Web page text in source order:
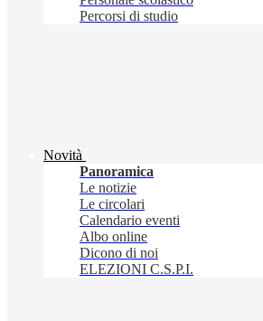
Percorsi di studio
Novità
Panoramica
Le notizie
Le circolari
Calendario eventi
Albo online
Dicono di noi
ELEZIONI C.S.P.I.